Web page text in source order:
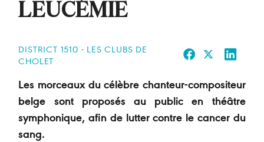
LEUCÉMIE
DISTRICT 1510 - LES CLUBS DE
CHOLET
Les morceaux du célèbre chanteur-compositeur
belge sont proposés au public en théâtre
symphonique, afin de lutter contre le cancer du
sang.